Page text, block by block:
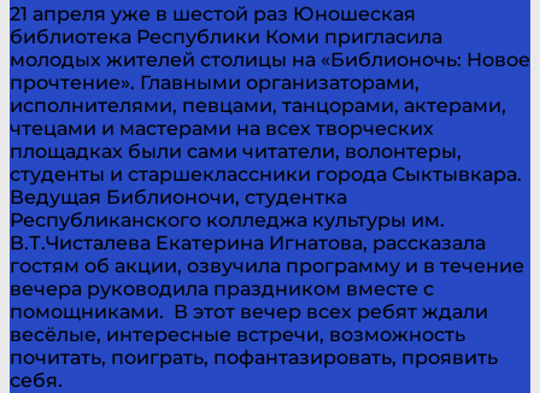
21 апреля уже в шестой раз Юношеская
библиотека Республики Коми пригласила
молодых жителей столицы на «Библионочь: Новое
прочтение». Главными организаторами,
исполнителями, певцами, танцорами, актерами,
чтецами и мастерами на всех творческих
площадках были сами читатели, волонтеры,
студенты и старшеклассники города Сыктывкара.
Ведущая Библионочи, студентка
Республиканского колледжа культуры им.
В.Т.Чисталева Екатерина Игнатова, рассказала
гостям об акции, озвучила программу и в течение
вечера руководила праздником вместе с
помощниками. В этот вечер всех ребят ждали
весёлые, интересные встречи, возможность
почитать, поиграть, пофантазировать, проявить
себя.